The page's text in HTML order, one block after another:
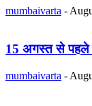
mumbaivarta -
15 अगस्त से पहले
mumbaivarta -